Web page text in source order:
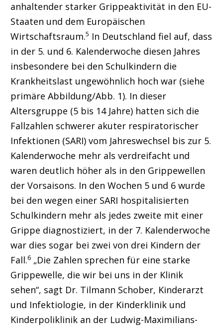
anhaltender starker Grippeaktivität in den EU-
Staaten und dem Europäischen
Wirtschaftsraum.5 In Deutschland fiel auf, dass
in der 5. und 6. Kalenderwoche diesen Jahres
insbesondere bei den Schulkindern die
Krankheitslast ungewöhnlich hoch war (siehe
primäre Abbildung/Abb. 1). In dieser
Altersgruppe (5 bis 14 Jahre) hatten sich die
Fallzahlen schwerer akuter respiratorischer
Infektionen (SARI) vom Jahreswechsel bis zur 5.
Kalenderwoche mehr als verdreifacht und
waren deutlich höher als in den Grippewellen
der Vorsaisons. In den Wochen 5 und 6 wurde
bei den wegen einer SARI hospitalisierten
Schulkindern mehr als jedes zweite mit einer
Grippe diagnostiziert, in der 7. Kalenderwoche
war dies sogar bei zwei von drei Kindern der
Fall.6 „Die Zahlen sprechen für eine starke
Grippewelle, die wir bei uns in der Klinik
sehen“, sagt Dr. Tilmann Schober, Kinderarzt
und Infektiologie, in der Kinderklinik und
Kinderpoliklinik an der Ludwig-Maximilians-